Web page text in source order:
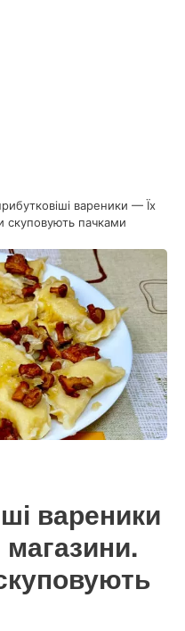
вареники — Їх
скуповують пачками
вареники
магазини.